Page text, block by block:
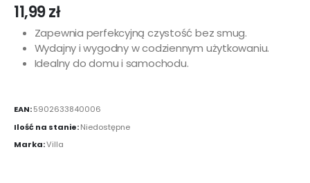
11,99zł
Zapewnia perfekcyjną czystość bez smug.
Wydajny i wygodny w codziennym użytkowaniu.
Idealny do domu i samochodu.
EAN:5902633840006
Ilość na stanie:Niedostępne
Marka:Villa